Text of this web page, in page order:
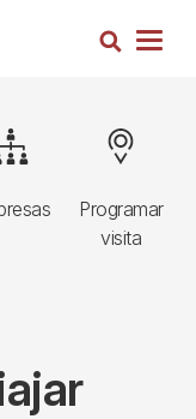
Busca
Programar
visita
Image